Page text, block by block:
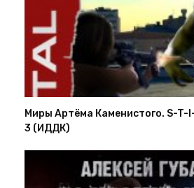
Миры Артёма Каменистого. S-T-
3 (ИДДК)